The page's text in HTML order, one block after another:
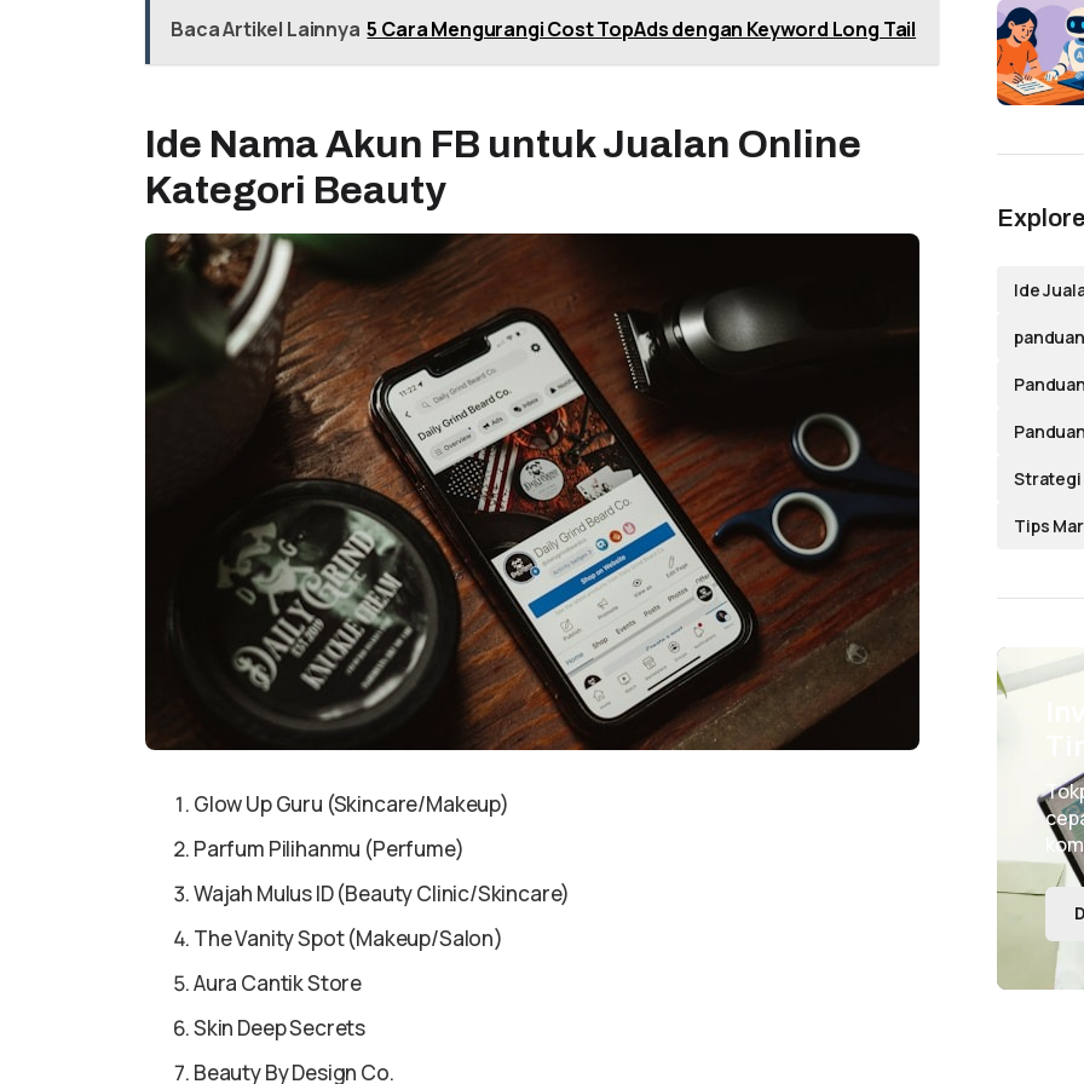
Baca Artikel Lainnya 5 Cara Mengurangi Cost TopAds dengan Keyword Long Tail
Ide Nama Akun FB untuk Jualan Online
Kategori Beauty
Glow Up Guru (Skincare/Makeup)
Parfum Pilihanmu (Perfume)
Wajah Mulus ID (Beauty Clinic/Skincare)
The Vanity Spot (Makeup/Salon)
Aura Cantik Store
Skin Deep Secrets
Beauty By Design Co.
Ide
Strategi
Tips